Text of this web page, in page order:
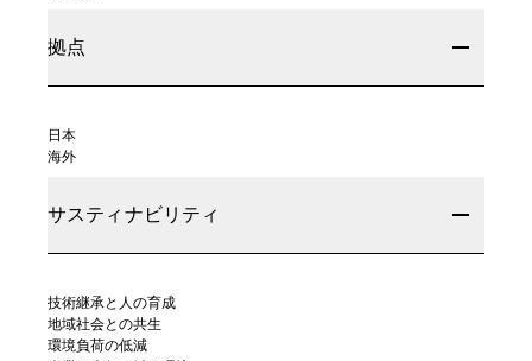
拠点
日本
海外
サスティナビリティ
技術継承と人の育成
地域社会との共生
環境負荷の低減